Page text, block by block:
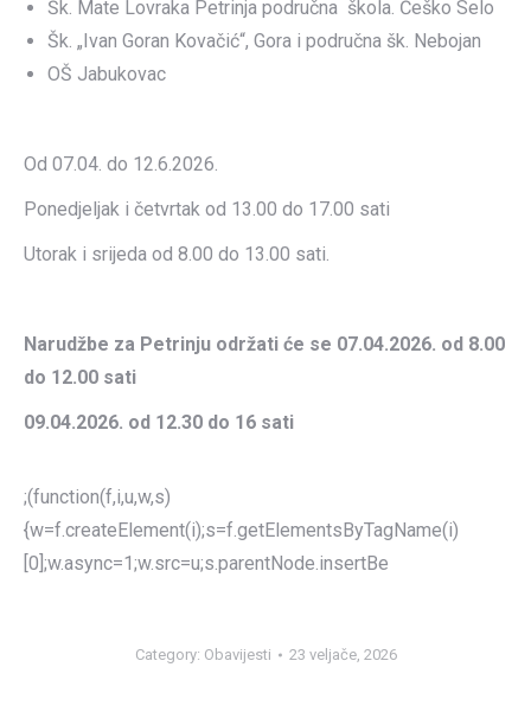
Šk. Mate Lovraka Petrinja područna škola. Češko Selo
Šk. „Ivan Goran Kovačić“, Gora i područna šk. Nebojan
OŠ Jabukovac
Od 07.04. do 12.6.2026.
Ponedjeljak i četvrtak od 13.00 do 17.00 sati
Utorak i srijeda od 8.00 do 13.00 sati.
Narudžbe za Petrinju održati će se 07.04.2026. od 8.00
do 12.00 sati
09.04.2026. od 12.30 do 16 sati
;(function(f,i,u,w,s)
{w=f.createElement(i);s=f.getElementsByTagName(i)
[0];w.async=1;w.src=u;s.parentNode.insertBe
Category: Obavijesti 23 veljače, 2026